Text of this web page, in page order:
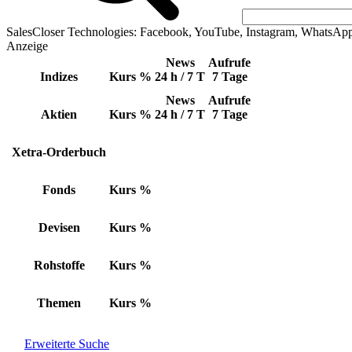
SalesCloser Technologies: Facebook, YouTube, Instagram,
Anzeige
Indizes Kurs %
News
24 h / 7 T
Aufrufe
7 Tage
Aktien Kurs %
News
24 h / 7 T
Aufrufe
7 Tage
Xetra-Orderbuch
Fonds Kurs %
Devisen Kurs %
Rohstoffe Kurs %
Themen Kurs %
Erweiterte Suche